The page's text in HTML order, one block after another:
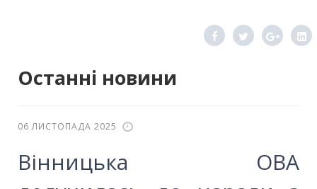
Останні новини
06 ЛИСТОПАДА 2025
Вінницька ОВА